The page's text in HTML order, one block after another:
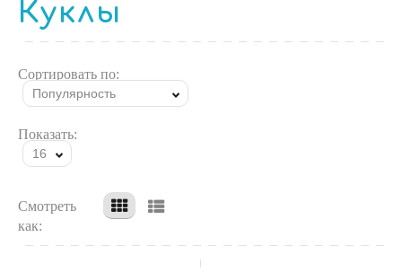
Куклы
Сортировать по:
Популярность
Показать:
16
Смотреть
как: